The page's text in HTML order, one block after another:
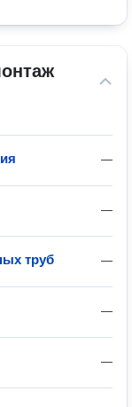
—
—
—
труб
—
—